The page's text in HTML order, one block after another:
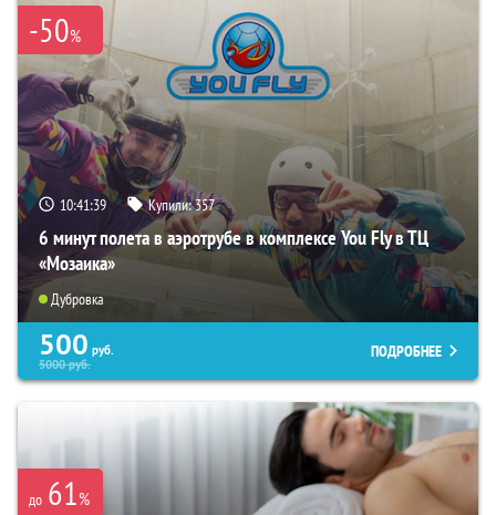
-50%
10:41:38 Купили:357
6 минут полета в аэротрубе в комплексе You Fly в ТЦ
«Мозаика»
Дубровка
500 руб.
5000руб.
ПОДРОБНЕЕ
до 61%